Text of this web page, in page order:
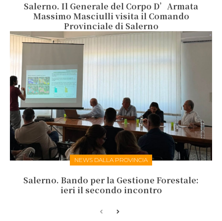
Salerno. Il Generale del Corpo D’Armata
Massimo Masciulli visita il Comando
Provinciale di Salerno
NEWS DALLA PROVINCIA
Salerno. Bando per la Gestione Forestale:
ieri il secondo incontro